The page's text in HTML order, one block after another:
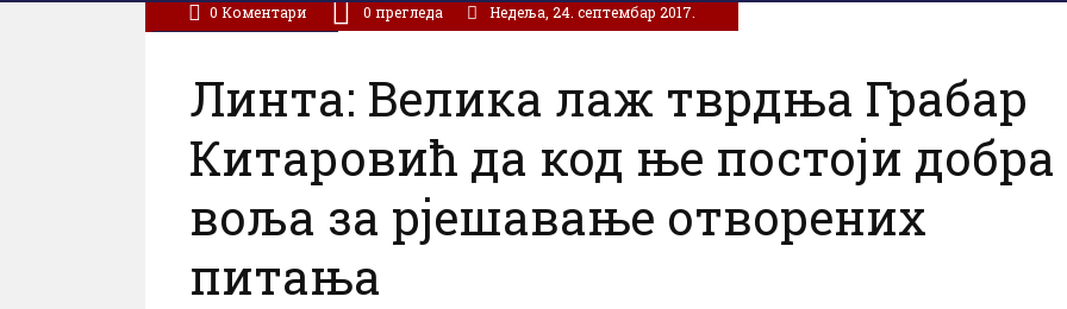
Вијести/Саопштења
0 Коментари 0 прегледа Недеља, 24. септембар 2017.
Линта: Велика лаж тврдња Грабар
Китаровић да код ње постоји добра
воља за рјешавање отворених
питања